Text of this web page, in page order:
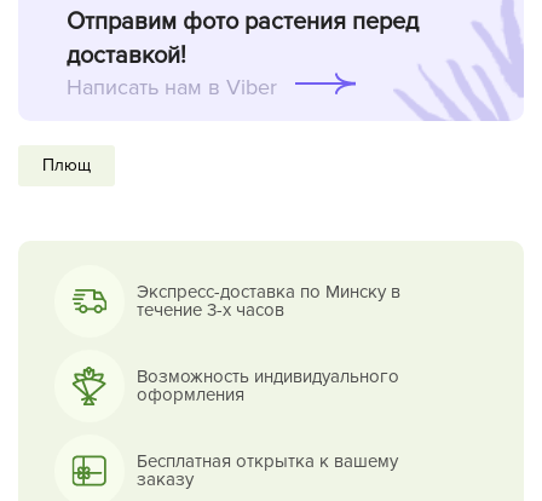
Отправим фото растения перед
доставкой!
Написать нам в Viber
Плющ
Экспресс-доставка по Минску в
течение 3-х часов
Возможность индивидуального
оформления
Бесплатная открытка к вашему
заказу